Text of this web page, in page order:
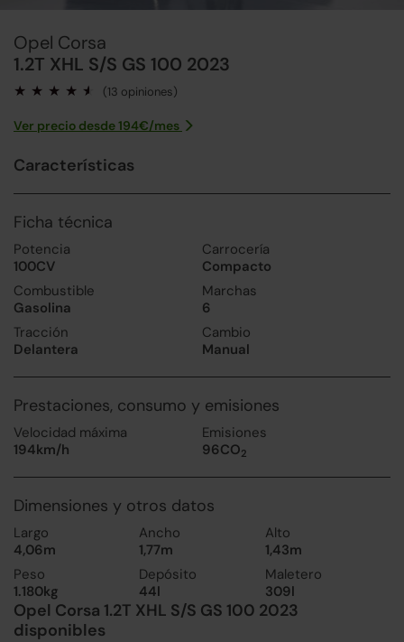
Opel Corsa
1.2T XHL S/S GS 100 2023
(13 opiniones)
Ver precio desde194€/mes
Características
Ficha técnica
Potencia
100CV
Carrocería
Compacto
Combustible
Gasolina
Marchas
6
Tracción
Delantera
Cambio
Manual
Prestaciones, consumo y emisiones
Velocidad máxima
194km/h
Emisiones
96CO2
Dimensiones y otros datos
Largo
4,06m
Ancho
1,77m
Alto
1,43m
Peso
1.180kg
Depósito
44l
Maletero
309l
Opel Corsa 1.2T XHL S/S GS 100 2023
disponibles